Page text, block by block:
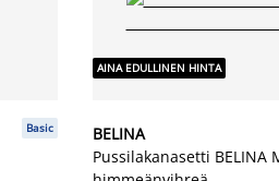
Basic
AINA EDULLINEN HINTA
BELINA
Pussilakanasetti BELINA